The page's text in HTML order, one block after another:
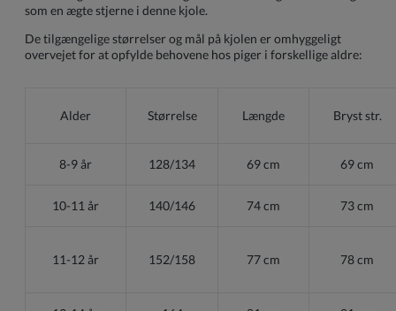
som en ægte stjerne i denne kjole.
De tilgængelige størrelser og mål på kjolen er omhyggeligt
overvejet for at opfylde behovene hos piger i forskellige aldre:
Alder Størrelse Længde Bryst str.
8-9 år 128/134 69 cm 69 cm
10-11 år 140/146 74 cm 73 cm
11-12 år 152/158 77 cm 78 cm